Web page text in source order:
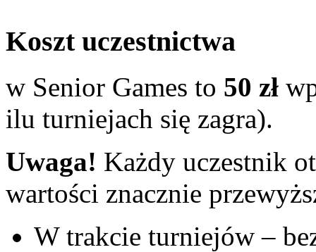
Koszt uczestnictwa
w Senior Games to 50 zł
ilu turniejach się zagra).
Uwaga! Każdy uczestnik
wartości znacznie
W trakcie turniejów –